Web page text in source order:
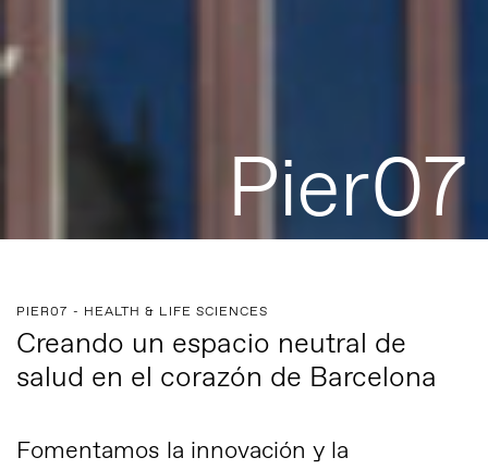
Pier07
PIER07 - HEALTH & LIFE SCIENCES
Creando un espacio neutral de
salud en el corazón de Barcelona
Fomentamos la innovación y la